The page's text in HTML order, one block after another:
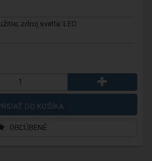
zdroj svetla: LED
DO KOŠÍKA
OBĽÚBENÉ